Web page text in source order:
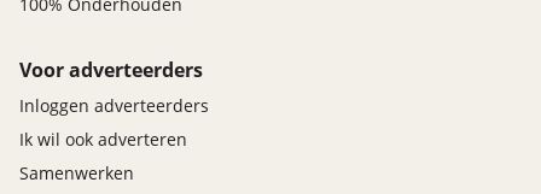
100% Onderhouden
Voor adverteerders
Inloggen adverteerders
Ik wil ook adverteren
Samenwerken